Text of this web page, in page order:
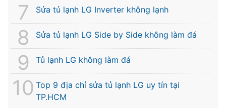
Sửa tủ lạnh LG Inverter không lạnh
Sửa tủ lạnh LG Side by Side không làm đá
Tủ lạnh LG không làm đá
Top 9 địa chỉ sửa tủ lạnh LG uy tín tại
TP.HCM